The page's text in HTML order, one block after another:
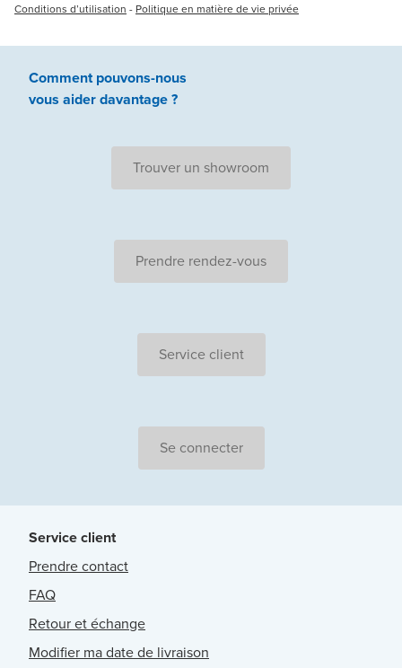
Conditions d’utilisation - Politique en matière de vie privée
Comment pouvons-nous
vous aiderdavantage ?
Trouver un showroom
Prendre rendez-vous
Service client
Se connecter
Service client
Prendre contact
FAQ
Retour et échange
Modifier ma date de livraison